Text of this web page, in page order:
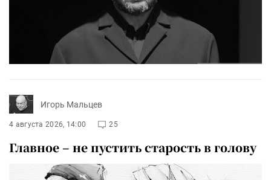
Игорь Мальцев
4 августа 2026, 14:00 25
Главное – не пустить старость в голову